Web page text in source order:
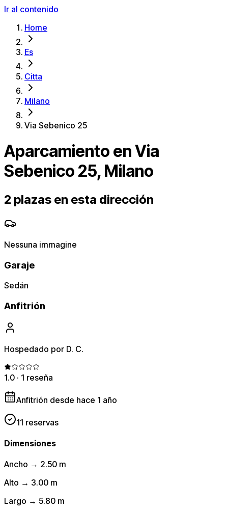
Ir al contenido
Home
Es
Citta
Milano
Via Sebenico 25
Aparcamiento en Via
Sebenico 25, Milano
2 plazas en esta dirección
Nessuna immagine
Garaje
Sedán
Anfitrión
Hospedado por D. C.
1.0 · 1 reseña
Anfitrión desde hace 1 año
11 reservas
Dimensiones
Ancho → 2.50 m
Alto → 3.00 m
Largo → 5.80 m